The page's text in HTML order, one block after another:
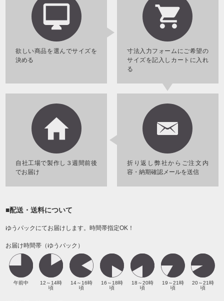
欲しい商品を選んでサイズを
決める
寸法入力フォームにご希望の
サイズを記入しカートに入れ
る
折り返し弊社からご注文内
容・納期確認メールを送信
自社工場で製作し３週間前後
でお届け
■配送・送料について
ゆうパックにてお届けします。時間帯指定OK！
お届け時間帯（ゆうパック）
午前中
12～14時
頃
14～16時
頃
16～18時
頃
18～20時
頃
19～21時
頃
20～21時
頃